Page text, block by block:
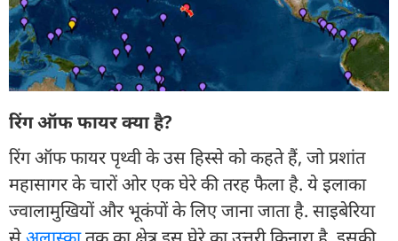
रिंग ऑफ फायर क्या है?
रिंग ऑफ फायर पृथ्वी के उस हिस्से को कहते हैं, जो प्रशांत
महासागर के चारों ओर एक घेरे की तरह फैला है. ये इलाका
ज्वालामुखियों और भूकंपों के लिए जाना जाता है. साइबेरिया